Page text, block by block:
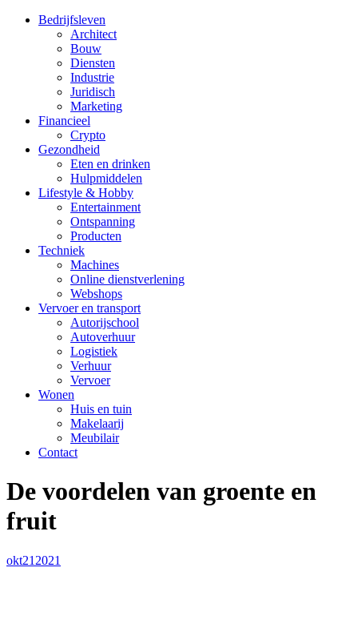
Bedrijfsleven
Architect
Bouw
Diensten
Industrie
Juridisch
Marketing
Financieel
Crypto
Gezondheid
Eten en drinken
Hulpmiddelen
Lifestyle & Hobby
Entertainment
Ontspanning
Producten
Techniek
Machines
Online dienstverlening
Webshops
Vervoer en transport
Autorijschool
Autoverhuur
Logistiek
Verhuur
Vervoer
Wonen
Huis en tuin
Makelaarij
Meubilair
Contact
De voordelen van groente en
fruit
okt21 2021